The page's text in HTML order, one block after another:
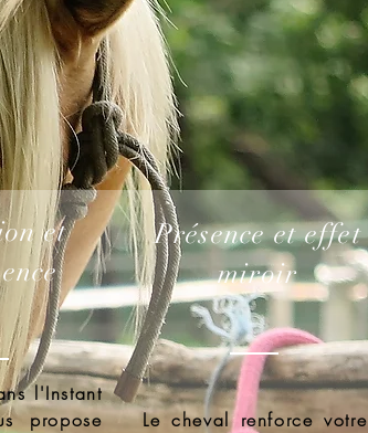
et
l'Instant
propose
Présence et effet
miroir
Le cheval renforce votre